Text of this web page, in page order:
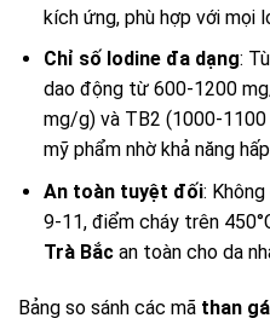
kích ứng, phù hợp với mọi
Chỉ số Iodine đa dạng:
dao động từ 600-1200
mg/g) và TB2 (1000-
mỹ phẩm nhờ khả năng
An toàn tuyệt đối:
9-11, điểm cháy trên
Trà Bắcan toàn cho da
Bảng so sánh các mã than